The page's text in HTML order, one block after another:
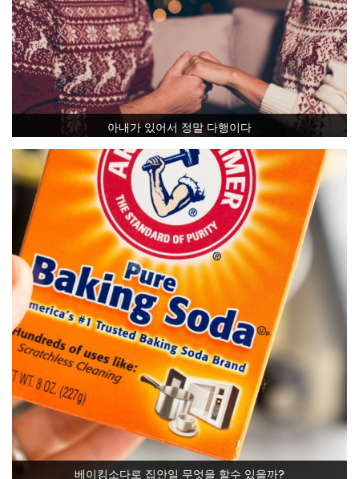
아내가 있어서 정말 다행이다
베이킹소다로 집안일 무엇을 할수 있을까?